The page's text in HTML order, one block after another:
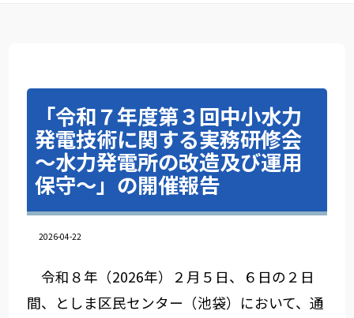
「令和７年度第３回中小水力
発電技術に関する実務研修会
～水力発電所の改造及び運用
保守～」の開催報告
2026-04-22
令和８年（2026年）２月５日、６日の２日
間、としま区民センター（池袋）において、通